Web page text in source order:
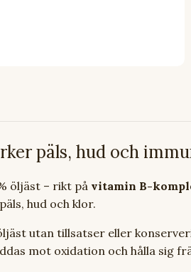
päls, hud och
öljäst – rikt på vitamin B-
hud och klor.
utan tillsatser eller
mot oxidation och hålla sig